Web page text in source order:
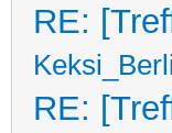
RE:
RE: